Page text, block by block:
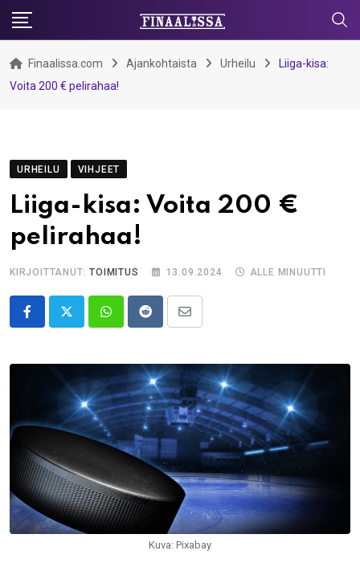
Skip
content
Finaalissa.com Ajankohtaista Urheilu
Liiga-kisa:
Voita 200 € pelirahaa!
URHEILU VIHJEET
Liiga-kisa: Voita 200 €
pelirahaa!
KIRJOITTANUT:TOIMITUS 13.09.2024 ALLE MINUUTTI
WhatsappRedditShare
Email
Kuva: Pixabay